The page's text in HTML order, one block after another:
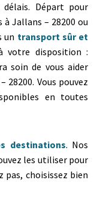
Départ pour
à Jallans – 28200 ou
un transport sûr et
votre disposition :
soin de vous aider
28200. Vous pouvez
en toutes
destinations. Nos
les utiliser pour
pas, choisissez bien